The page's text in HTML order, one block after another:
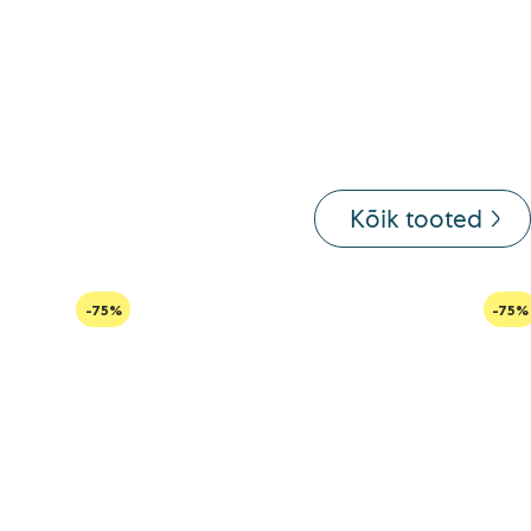
Kõik tooted
-75% -75%